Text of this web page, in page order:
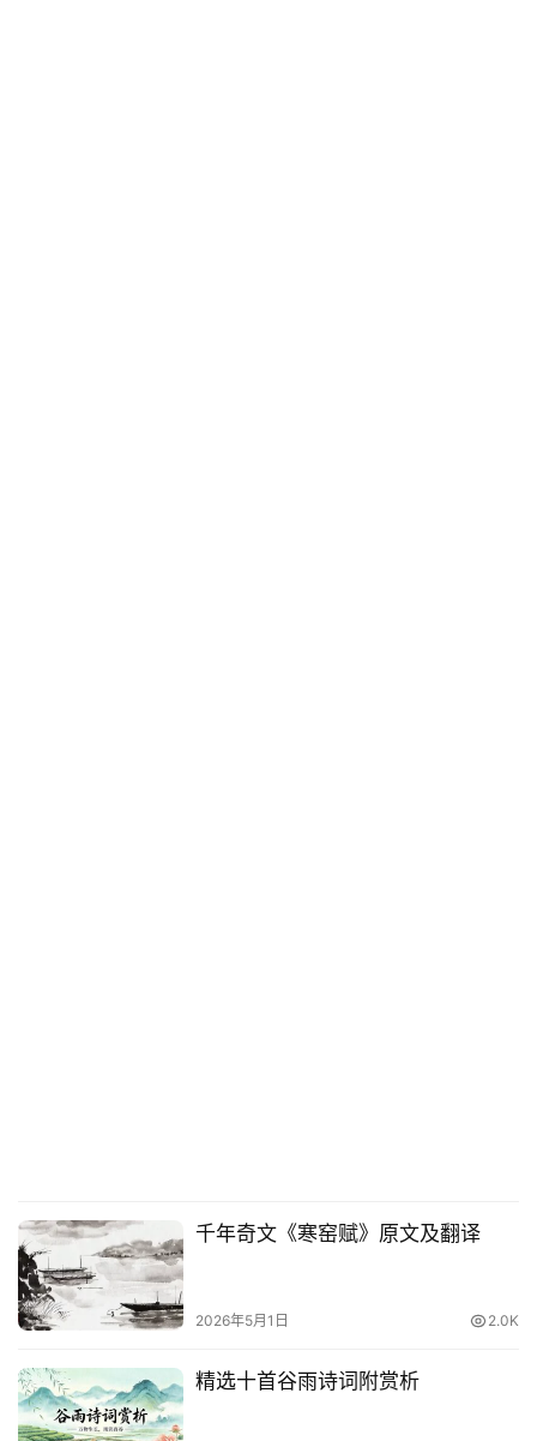
千年奇文《寒窑赋》原文及翻译
2026年5月1日 2.0K
精选十首谷雨诗词附赏析